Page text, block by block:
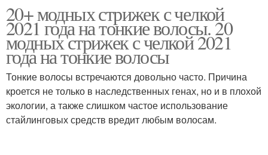
Челка на тонкие волосы
Пикси с короткой
челкой
Длинная челка Многослойная челка
20+ модных стрижек с челкой
2021 года на тонкие волосы. 20
модных стрижек с челкой 2021
года на тонкие волосы
Тонкие волосы встречаются довольно часто. Причина
кроется не только в наследственных генах, но и в плохой
экологии, а также слишком частое использование
стайлинговых средств вредит любым волосам.